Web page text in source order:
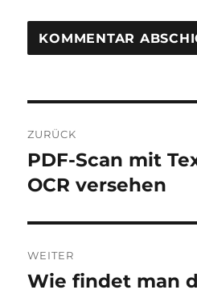
ZURÜCK
Vorheriger
Beitrag:
PDF-Scan mit
OCR versehen
WEITER
Nächster
Wie findet man